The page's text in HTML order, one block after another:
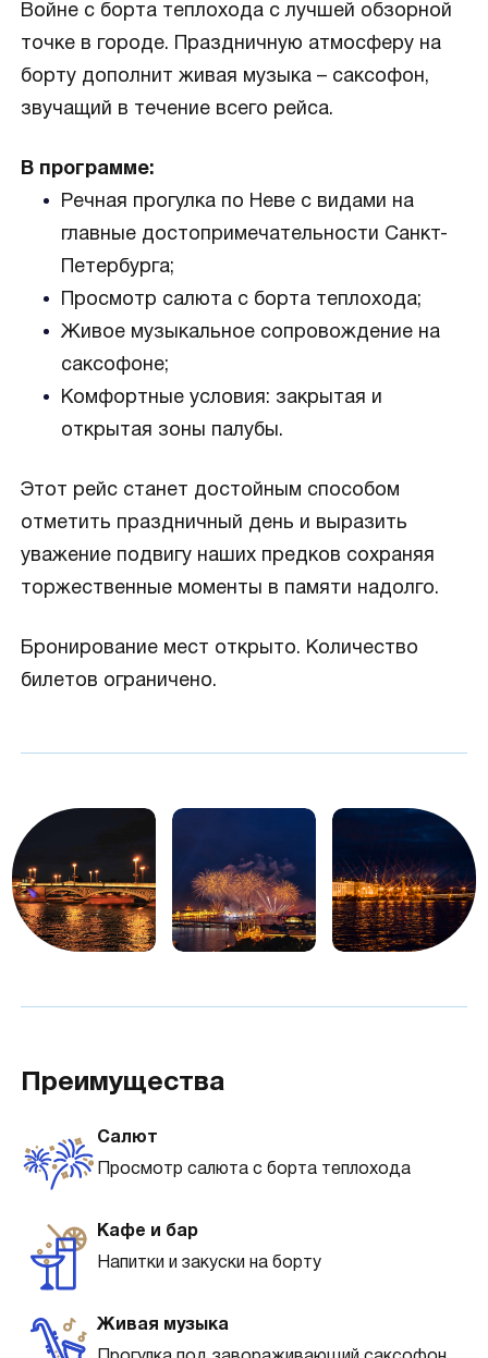
Войне с борта теплохода с лучшей обзорной
точке в городе. Праздничную атмосферу на
борту дополнит живая музыка – саксофон,
звучащий в течение всего рейса.
В программе:
Речная прогулка по Неве с видами на
главные достопримечательности Санкт-
Петербурга;
Просмотр салюта с борта теплохода;
Живое музыкальное сопровождение на
саксофоне;
Комфортные условия: закрытая и
открытая зоны палубы.
Этот рейс станет достойным способом
отметить праздничный день и выразить
уважение подвигу наших предков сохраняя
торжественные моменты в памяти надолго.
Бронирование мест открыто. Количество
билетов ограничено.
Преимущества
Салют
Просмотр салюта с борта теплохода
Кафе и бар
Напитки и закуски на борту
Живая музыка